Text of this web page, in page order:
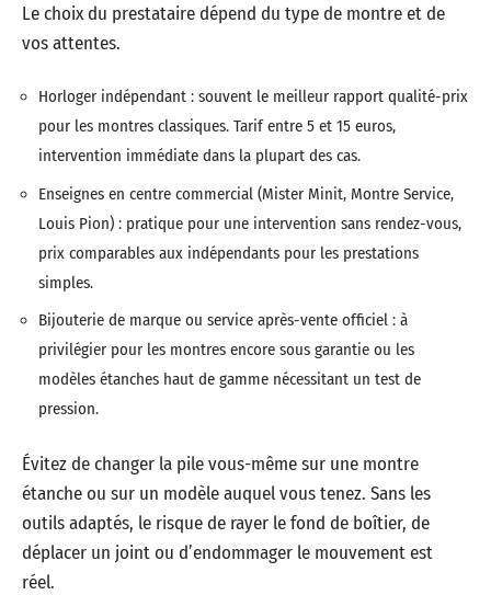
Le choix du prestataire dépend du type de montre et de
vos attentes.
Horloger indépendant : souvent le meilleur rapport qualité-prix
pour les montres classiques. Tarif entre 5 et 15 euros,
intervention immédiate dans la plupart des cas.
Enseignes en centre commercial (Mister Minit, Montre Service,
Louis Pion) : pratique pour une intervention sans rendez-vous,
prix comparables aux indépendants pour les prestations
simples.
Bijouterie de marque ou service après-vente officiel : à
privilégier pour les montres encore sous garantie ou les
modèles étanches haut de gamme nécessitant un test de
pression.
Évitez de changer la pile vous-même sur une montre
étanche ou sur un modèle auquel vous tenez. Sans les
outils adaptés, le risque de rayer le fond de boîtier, de
déplacer un joint ou d’endommager le mouvement est
réel.